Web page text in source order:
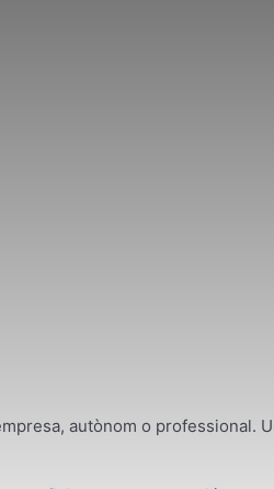
autònom o professional.